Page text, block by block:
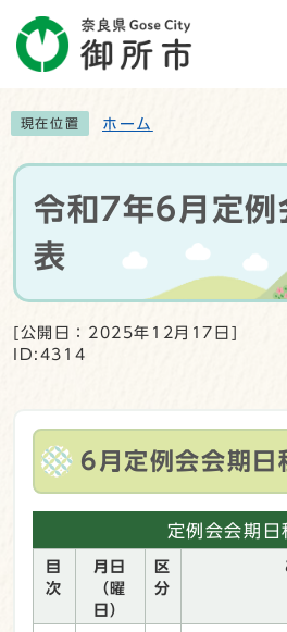
現在位置 ホーム
令和7年6月定例
表
[公開日：2025年12月17日]
ID:4314
6月定例会会期日
定例会会期日
目
次
月日
（曜
日）
区
分